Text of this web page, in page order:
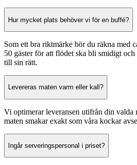
Hur mycket plats behöver vi för en buffé?
Som ett bra riktmärke bör du räkna med
50 gäster för att flödet ska bli smidigt och
till sin rätt.
Levereras maten varm eller kall?
Vi optimerar leveransen utifrån din valda
maten smakar exakt som våra kockar
Ingår serveringspersonal i priset?